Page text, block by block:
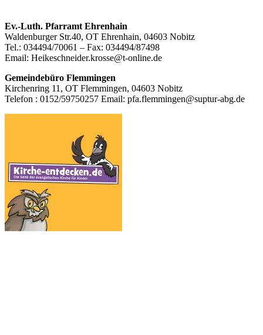
Footer
Inhalt
Ev.-Luth. Pfarramt Ehrenhain
Waldenburger Str.40, OT Ehrenhain, 04603 Nobitz
Tel.: 034494/70061 – Fax: 034494/87498
Email: Heikeschneider.krosse@t-online.de
Gemeindebüro Flemmingen
Kirchenring 11, OT Flemmingen, 04603 Nobitz
Telefon : 0152/59750257 Email: pfa.flemmingen@suptur-abg.de